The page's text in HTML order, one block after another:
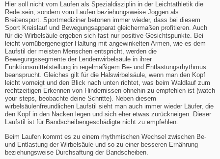
Hier soll nicht vom Laufen als Spezialdisziplin in der Leichtathletik die
Rede sein, sondern vom Laufen beziehungsweise Joggen als
Breitensport. Sportmediziner betonen immer wieder, dass bei diesem
Sport Kreislauf und Bewegungsapparat gleichermaßen profitieren. Auch
für die Wirbelsäule ergeben sich fast nur positive Gesichtspunkte. Bei
leicht vornübergeneigter Haltung mit angewinkelten Armen, wie es dem
Laufstil der meisten Menschen entspricht, werden die
Bewegungssegmente der Lendenwirbelsäule in ihrer
Funktionsmittelstellung in regelmäßigem Be- und Entlastungsrhythmus
beansprucht. Gleiches gilt für die Halswirbelsäule, wenn man den Kopf
leicht vorneigt und den Blick nach unten richtet, was beim Waldlauf zum
rechtzeitigen Erkennen von Hindernissen ohnehin zu empfehlen ist (watch
your steps, beobachte deine Schritte). Neben diesem
wirbelsäulenfreundlichen Laufstil sieht man auch immer wieder Läufer, die
den Kopf in den Nacken legen und sich eher etwas zurückneigen. Dieser
Laufstil ist für Bandscheibengeschädigte nicht zu empfehlen.
Beim Laufen kommt es zu einem rhythmischen Wechsel zwischen Be-
und Entlastung der Wirbelsäule und so zu einer besseren Ernährung
beziehungsweise Durchsaftung der Bandscheiben.